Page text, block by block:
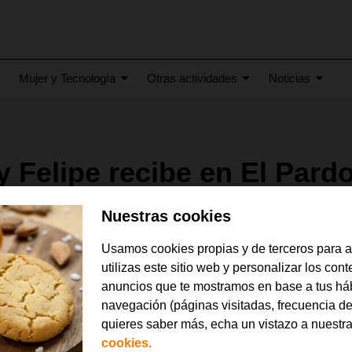
Mujer y Tecnología Otras actividades Noticias
Felipe recibe en El
de la 44ª edición
ti?
al curso escolar 2024-2025, se superaron los
a su talento, Su Majestad el Rey mantuvo un
de la Fundación Orange, así como de sus profesores y
de 2026.-El Palacio Real de El Pardo ha vuelto a ser hoy el
Nuestras cookies
Usamos cookies propias y de terceros para
utilizas este sitio web y personalizar los
anuncios que te mostramos en base a tus
navegación (páginas visitadas, frecuencia
quieres saber más, echa un vistazo a nuestra
cookies.